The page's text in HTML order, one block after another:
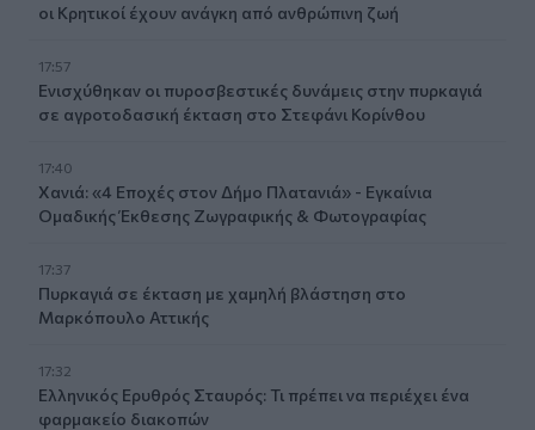
οι Κρητικοί έχουν ανάγκη από ανθρώπινη ζωή
17:57
Ενισχύθηκαν οι πυροσβεστικές δυνάμεις στην πυρκαγιά
σε αγροτοδασική έκταση στο Στεφάνι Κορίνθου
17:40
Χανιά: «4 Εποχές στον Δήμο Πλατανιά» - Εγκαίνια
Ομαδικής Έκθεσης Ζωγραφικής & Φωτογραφίας
17:37
Πυρκαγιά σε έκταση με χαμηλή βλάστηση στο
Μαρκόπουλο Αττικής
17:32
Ελληνικός Ερυθρός Σταυρός: Τι πρέπει να περιέχει ένα
φαρμακείο διακοπών